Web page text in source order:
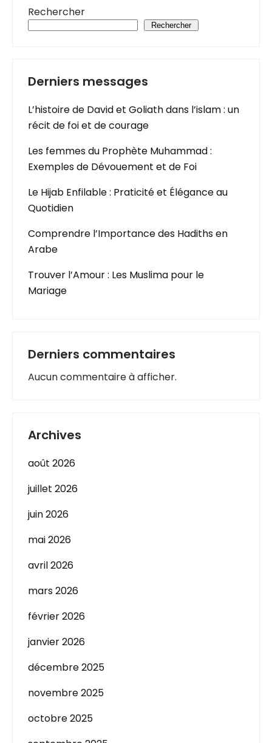
Rechercher
Rechercher
Derniers messages
L’histoire de David et Goliath dans l’islam : un
récit de foi et de courage
Les femmes du Prophète Muhammad :
Exemples de Dévouement et de Foi
Le Hijab Enfilable : Praticité et Élégance au
Quotidien
Comprendre l’Importance des Hadiths en
Arabe
Trouver l’Amour : Les Muslima pour le
Mariage
Derniers commentaires
Aucun commentaire à afficher.
Archives
août 2026
juillet 2026
juin 2026
mai 2026
avril 2026
mars 2026
février 2026
janvier 2026
décembre 2025
novembre 2025
octobre 2025